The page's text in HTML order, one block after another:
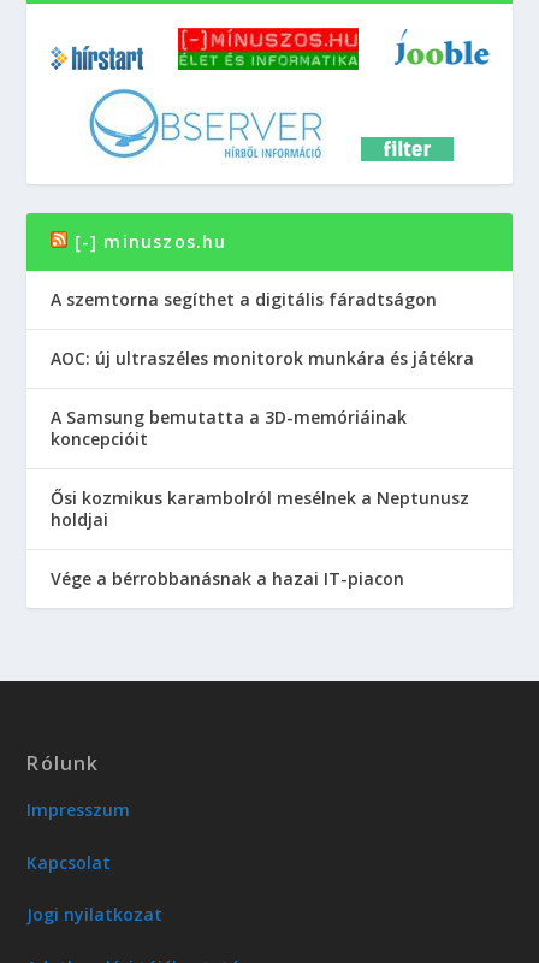
[-] minuszos.hu
A szemtorna segíthet a digitális fáradtságon
AOC: új ultraszéles monitorok munkára és játékra
A Samsung bemutatta a 3D-memóriáinak
koncepcióit
Ősi kozmikus karambolról mesélnek a Neptunusz
holdjai
Vége a bérrobbanásnak a hazai IT-piacon
Rólunk
Impresszum
Kapcsolat
Jogi nyilatkozat